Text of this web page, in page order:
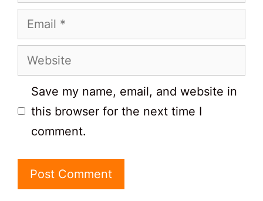
Email
Website
Save my name, email, and website in
this browser for the next time I
comment.